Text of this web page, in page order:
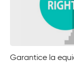
Garantice la